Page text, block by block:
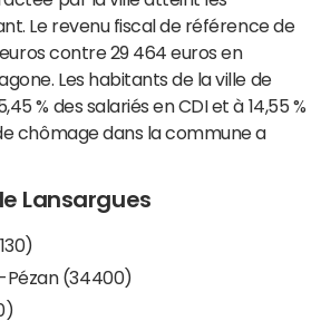
Le revenu fiscal de référence de
euros contre 29 464 euros en
Les habitants de la ville de
% des salariés en CDI et à 14,55 %
chômage dans la commune a
Lansargues
(34400)